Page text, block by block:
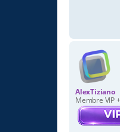
AlexTiziano
Membre VIP +